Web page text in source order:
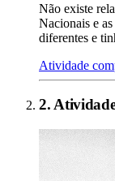
Não existe
Nacionais e
diferentes e
Atividade
2.